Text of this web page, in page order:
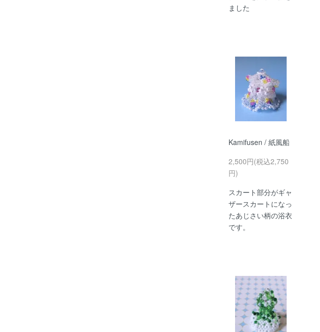
ました
Kamifusen / 紙風船
2,500円(税込2,750
円)
スカート部分がギャ
ザースカートになっ
たあじさい柄の浴衣
です。